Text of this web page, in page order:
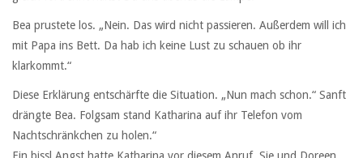
Bea prustete los. „Nein. Das wird nicht passieren. Außerdem will ich
mit Papa ins Bett. Da hab ich keine Lust zu schauen ob ihr
klarkommt.“
Diese Erklärung entschärfte die Situation. „Nun mach schon.“ Sanft
drängte Bea. Folgsam stand Katharina auf ihr Telefon vom
Nachtschränkchen zu holen.“